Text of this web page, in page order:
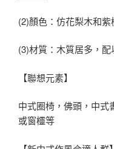
(2)顏色：仿花梨木和紫
(3)材質：木質居多，
【聯想元素】
中式圈椅，佛頭，中式
或窗欞等